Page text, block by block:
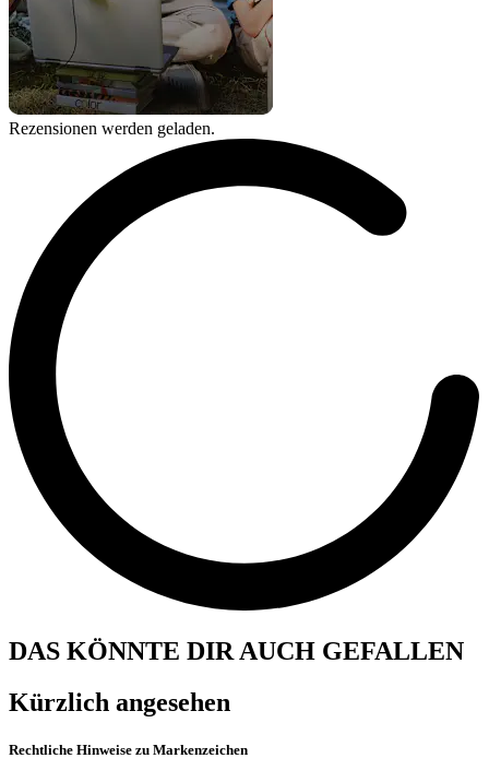
Rezensionen werden geladen.
DAS KÖNNTE DIR AUCH GEFALLEN
Kürzlich angesehen
Rechtliche Hinweise zu Markenzeichen